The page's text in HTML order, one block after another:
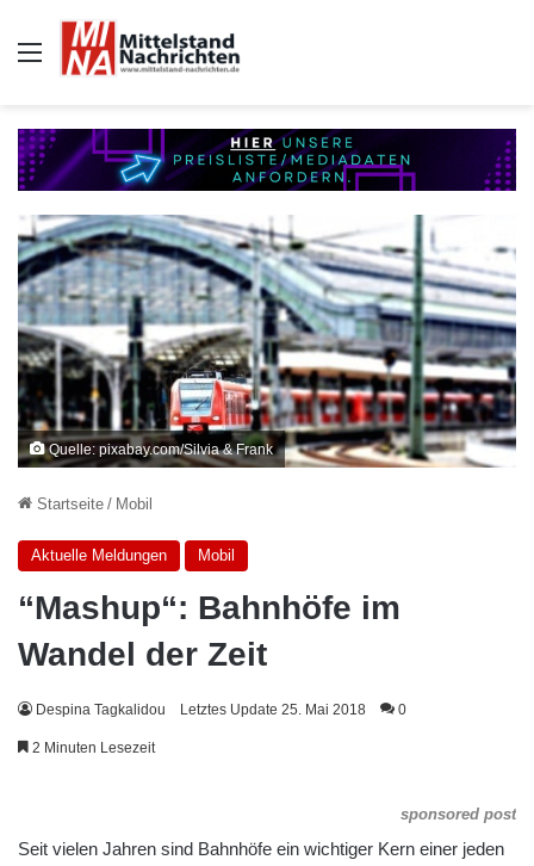
Auswahl
Quelle: pixabay.com/Silvia & Frank
Startseite / Mobil
Aktuelle Meldungen Mobil
“Mashup“: Bahnhöfe im
Wandel der Zeit
Despina Tagkalidou Letztes Update 25. Mai 2018 0
2 Minuten Lesezeit
sponsored post
Seit vielen Jahren sind Bahnhöfe ein wichtiger Kern einer jeden